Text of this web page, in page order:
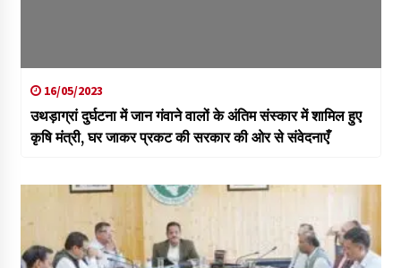
16/05/2023
उथड़ाग्रां दुर्घटना में जान गंवाने वालों के अंतिम संस्कार में शामिल हुए
कृषि मंत्री, घर जाकर प्रकट की सरकार की ओर से संवेदनाएँ